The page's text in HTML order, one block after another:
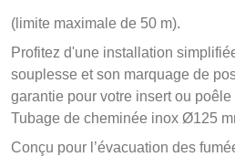
(limite maximale de 50 m).
Profitez d'une installation
souplesse et son marquage de
garantie pour votre insert ou poêle
Tubage de cheminée inox Ø125
Conçu pour l’évacuation des